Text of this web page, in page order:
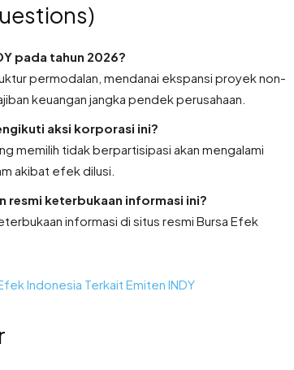
pada tahun 2026?
permodalan, mendanai ekspansi proyek non-
keuangan jangka pendek perusahaan.
aksi korporasi ini?
memilih tidak berpartisipasi akan mengalami
akibat efek dilusi.
resmi keterbukaan informasi ini?
informasi di situs resmi Bursa Efek
Indonesia Terkait Emiten INDY